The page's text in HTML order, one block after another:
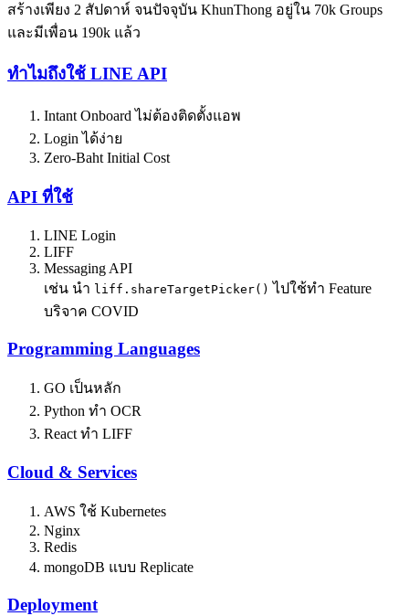
สร้างเพียง 2 สัปดาห์ จนปัจจุบัน KhunThong อยู่ใน 70k Groups
และมีเพื่อน 190k แล้ว
ทำไมถึงใช้ LINE API
Intant Onboard ไม่ต้องติดตั้งแอพ
Login ได้ง่าย
Zero-Baht Initial Cost
API ที่ใช้
LINE Login
LIFF
Messaging API
เช่น นำ liff.shareTargetPicker() ไปใช้ทำ Feature
บริจาค COVID
Programming Languages
GO เป็นหลัก
Python ทำ OCR
React ทำ LIFF
Cloud & Services
AWS ใช้ Kubernetes
Nginx
Redis
mongoDB แบบ Replicate
Deployment